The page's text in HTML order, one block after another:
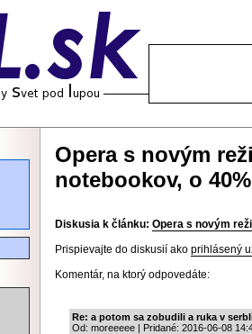
Opera s novým
notebookov, o 40%
Diskusia k článku: Opera s novým
Prispievajte do diskusií ako prihlásený
Komentár, na ktorý odpovedáte:
Re: a potom sa zobudili a ruka v
Od: moreeeee | Pridané: 2016-06-08